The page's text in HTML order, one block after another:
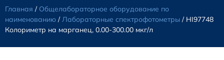
Главная / Общелабораторное оборудование по
наименованию /Лабораторные спектрофотометры / HI97748
Колориметр на марганец, 0.00-300.00 мкг/л